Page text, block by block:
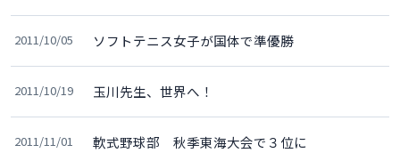
2011/10/05 ソフトテニス女子が国体で準優勝
2011/10/19 玉川先生、世界へ！
2011/11/01 軟式野球部 秋季東海大会で３位に